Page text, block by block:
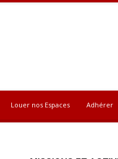
Louer nos Espaces Adhérer